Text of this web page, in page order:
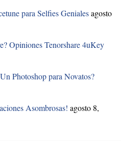
para Selfies Genialesagosto
Opiniones Tenorshare 4uKey
Photoshop para Novatos?
Asombrosas! agosto 8,